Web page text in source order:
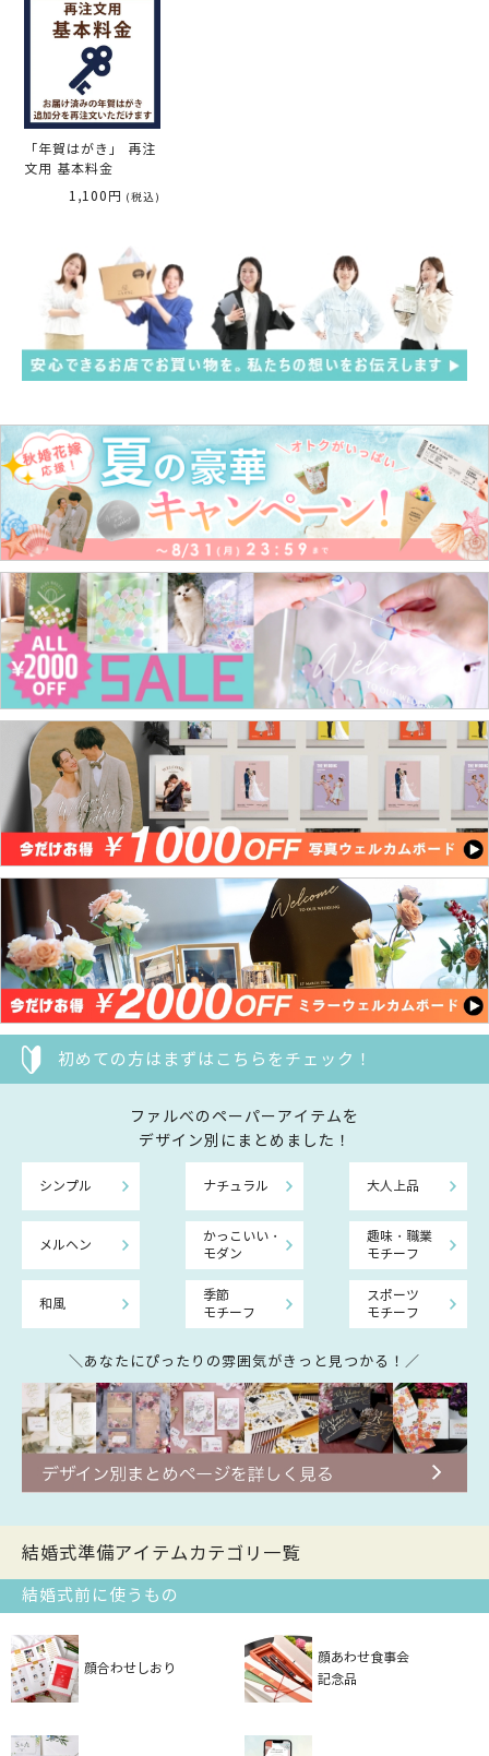
「年賀はがき」 再注
文用 基本料金
1,100円 (税込)
初めての方はまずはこちらをチェック！
ファルべのペーパーアイテムを
デザイン別にまとめました！
シンプル ナチュラル 大人上品
メルヘン
かっこいい・
モダン
趣味・職業
モチーフ
和風
季節
モチーフ
スポーツ
モチーフ
＼あなたにぴったりの雰囲気がきっと見つかる！／
結婚式準備アイテムカテゴリ一覧
結婚式前に使うもの
顔合わせしおり
顔あわせ食事会
記念品